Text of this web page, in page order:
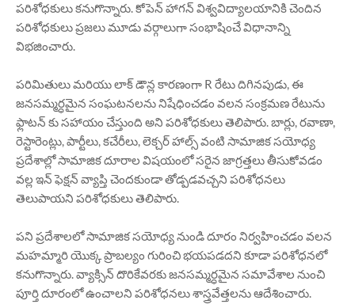
పరిశోధకులు కనుగొన్నారు. కోపెన్ హాగన్ విశ్వవిద్యాలయానికి చెందిన
పరిశోధకులు ప్రజలు మూడు వర్గాలుగా సంభాషించే విధానాన్ని
విభజించారు.
పరిమితులు మరియు లాక్ డౌన్ల కారణంగా R రేటు దిగినపుడు, ఈ
జనసమ్మర్ధమైన సంఘటనలను నిషేధించడం వలన సంక్రమణ రేటును
ఫ్లాటన్ కు సహాయం చేస్తుంది అని పరిశోధకులు తెలిపారు. బార్లు, రవాణా,
రెస్టారెంట్లు, పార్టీలు, కచేరీలు, లెక్చర్ హాల్స్ వంటి సామాజిక సయోధ్య
ప్రదేశాల్లో సామాజిక దూరాల విషయంలో సరైన జాగ్రత్తలు తీసుకోవడం
వల్ల ఇన్ ఫెక్షన్ వ్యాప్తి చెందకుండా తోడ్పడవచ్చని పరిశోధనలు
తెలుపాయని పరిశోధకులు తెలిపారు.
పని ప్రదేశాలలో సామాజిక సయోధ్య నుండి దూరం నిర్వహించడం వలన
మహమ్మారి యొక్క ప్రాబల్యం గురించి భయపడదని కూడా పరిశోధనలో
కనుగొన్నారు. వ్యాక్సిన్ దొరికేవరకు జనసమ్మర్ధమైన సమావేశాల నుంచి
పూర్తి దూరంలో ఉంచాలని పరిశోధనలు శాస్త్రవేత్తలను ఆదేశించారు.